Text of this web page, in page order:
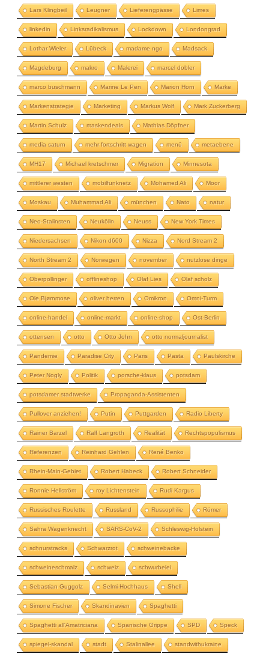
Lars Klingbeil Leugner Lieferengpässe Limes
linkedin Linksradikalismus Lockdown Londongrad
Lothar Wieler Lübeck madame ngo Madsack
Magdeburg makro Malerei marcel dobler
marco buschmann Marine Le Pen Marion Horn Marke
Markenstrategie Marketing Markus Wolf Mark Zuckerberg
Martin Schulz maskendeals Mathias Döpfner
media saturn mehr fortschritt wagen menü metaebene
MH17 Michael kretschmer Migration Minnesota
mittlerer westen mobilfunknetz Mohamed Ali Moor
Moskau Muhammad Ali münchen Nato natur
Neo-Stalinsten Neukölln Neuss New York Times
Niedersachsen Nikon d600 Nizza Nord Stream 2
North Stream 2 Norwegen november nutzlose dinge
Oberpollinger offlineshop Olaf Lies Olaf scholz
Ole Bjørnmose oliver herren Omikron Omni-Turm
online-handel online-markt online-shop Ost-Berlin
ottensen otto Otto John otto normaljournalist
Pandemie Paradise City Paris Pasta Paulskirche
Peter Nogly Politik porsche-klaus potsdam
potsdamer stadtwerke Propaganda-Assistenten
Pullover anziehen! Putin Puttgarden Radio Liberty
Rainer Barzel Ralf Langroth Realität Rechtspopulismus
Referenzen Reinhard Gehlen René Benko
Rhein-Main-Gebiet Robert Habeck Robert Schneider
Ronnie Hellström roy Lichtenstein Rudi Kargus
Russisches Roulette Russland Russophilie Römer
Sahra Wagenknecht SARS-CoV-2 Schleswig-Holstein
schnurstracks Schwarzrot schweinebacke
schweineschmalz schweiz schwurbelei
Sebastian Guggolz Selmi-Hochhaus Shell
Simone Fischer Skandinavien Spaghetti
Spaghetti all'Amatriciana Spanische Grippe SPD Speck
spiegel-skandal stadt Stalinallee standwithukraine